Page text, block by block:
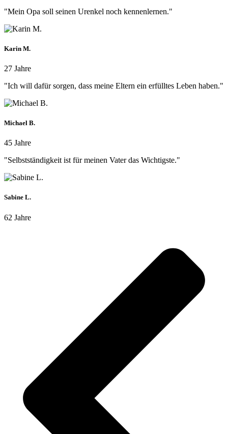
"Mein Opa soll seinen Urenkel noch kennenlernen."
Karin M.
27 Jahre
"Ich will dafür sorgen, dass meine Eltern ein erfülltes Leben haben."
Michael B.
45 Jahre
"Selbstständigkeit ist für meinen Vater das Wichtigste."
Sabine L.
62 Jahre